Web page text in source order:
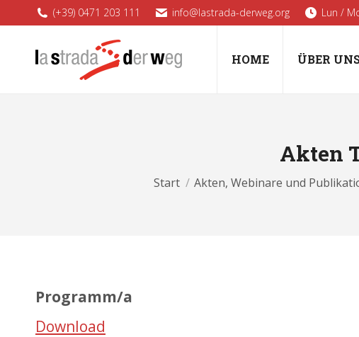
(+39) 0471 203 111 info@lastrada-derweg.org Lun /
HOME ÜBER
Akten
Sie befinden sich hier:
Start Akten, Webinare und
Programm/a
Download